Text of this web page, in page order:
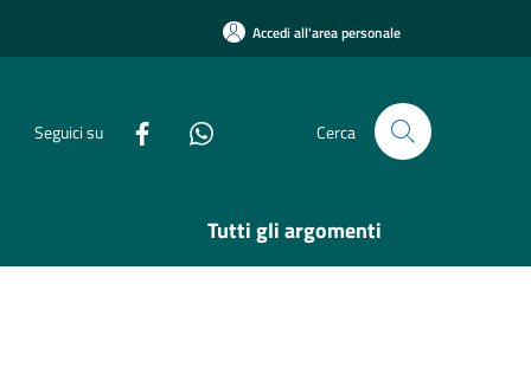
Accedi all'area personale
Seguici su Cerca
Tutti gli argomenti